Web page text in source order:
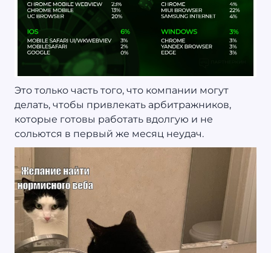
Это только часть того, что компании могут
делать, чтобы привлекать арбитражников,
которые готовы работать вдолгую и не
сольются в первый же месяц неудач.